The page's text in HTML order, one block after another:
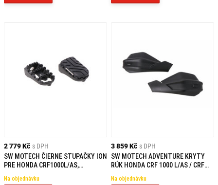
2 779 Kč s DPH
SW MOTECH ČIERNE STUPAČKY ION
PRE HONDA CRF1000L/AS,
Na objednávku
3 859 Kč s DPH
SW MOTECH ADVENTURE KRYTY
RÚK HONDA CRF 1000 L/AS / CRF
Na objednávku